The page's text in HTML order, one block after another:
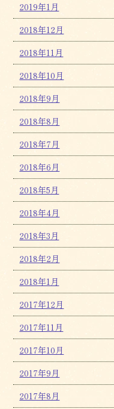
2019年1月
2018年12月
2018年11月
2018年10月
2018年9月
2018年8月
2018年7月
2018年6月
2018年5月
2018年4月
2018年3月
2018年2月
2018年1月
2017年12月
2017年11月
2017年10月
2017年9月
2017年8月